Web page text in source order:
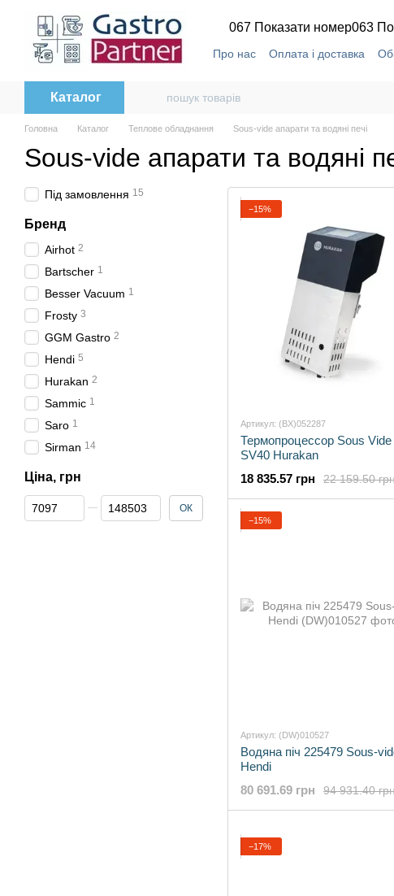
Перейти до основного контенту
067 Показати номер063
Про нас Оплата і доставка
Каталог
Головна Каталог Теплове обладнання Sous-vide апарати та водяні печі
Sous-vide апарати та водяні
−15%
Артикул: (BX)052287
Термопроцессор Sous
SV40 Hurakan
22 159.50
18 835.57 грн
−15%
Артикул: (DW)010527
Водяна піч 225479 Sous-
Hendi
94 931.40
80 691.69 грн
−17%
Під замовлення 15
Бренд
Airhot 2
Bartscher 1
Besser Vacuum 1
Frosty 3
GGM Gastro 2
Hendi 5
Hurakan 2
Sammic 1
Saro 1
Sirman 14
Ціна, грн
Від Ціна, грн
До Ціна, грн ОК